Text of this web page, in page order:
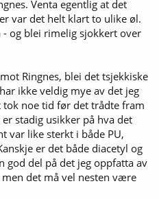
Venta egentlig at det
var det helt klart to ulike øl.
- og blei rimelig sjokkert over
Ringnes, blei det tsjekkiske
ikke veldig mye av det jeg
noe tid før det trådte fram
stadig usikker på hva det
var like sterkt i både PU,
er det både diacetyl og
god del på det jeg oppfatta av
det må vel nesten være